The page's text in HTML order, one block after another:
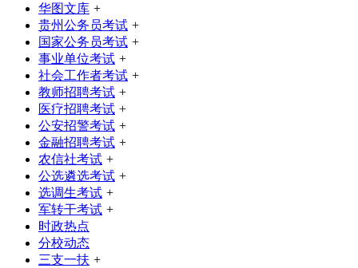
华图文库 +
贵州公务员考试 +
国家公务员考试 +
事业单位考试 +
社会工作者考试 +
教师招聘考试 +
医疗招聘考试 +
公安招警考试 +
金融招聘考试 +
农信社考试 +
公选遴选考试 +
选调生考试 +
军转干考试 +
时政热点
分校动态
三支一扶 +